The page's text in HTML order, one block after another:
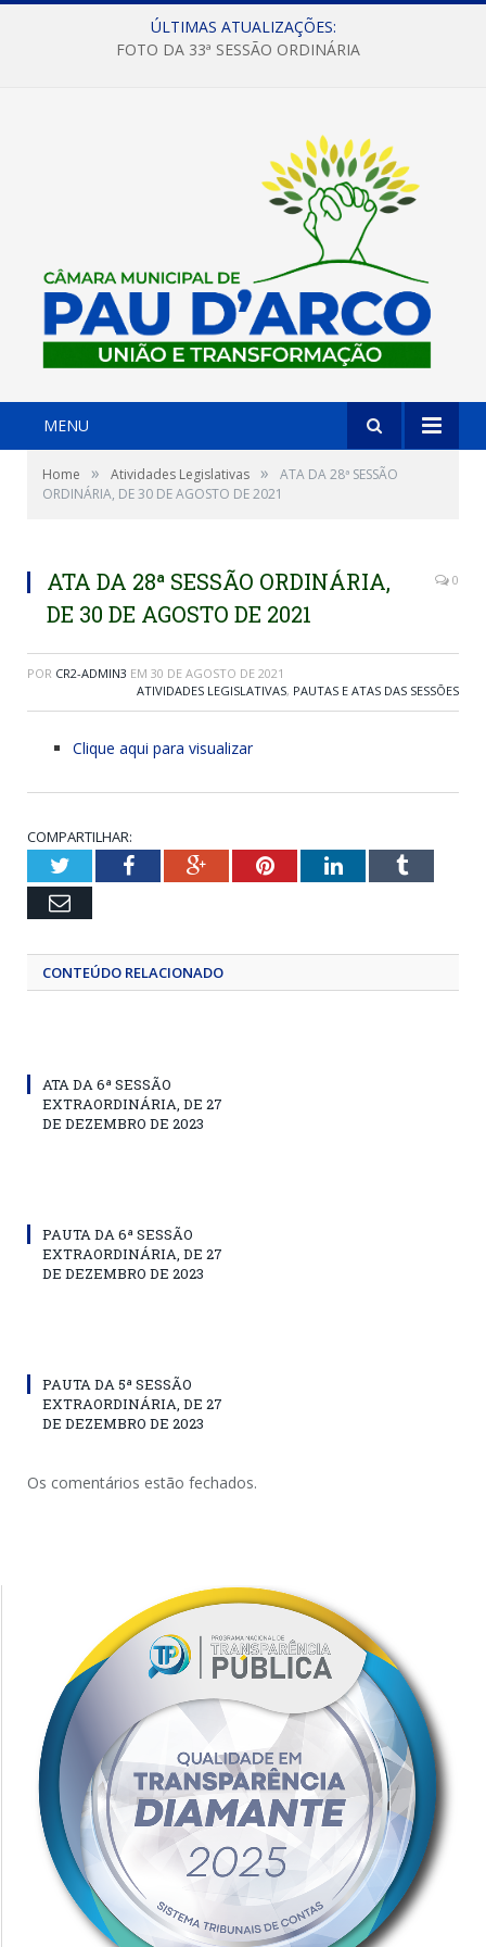
ÚLTIMAS ATUALIZAÇÕES:
FOTO DA 33ª SESSÃO ORDINÁRIA
MENU
Home » Atividades Legislativas »
ATA DA 28ª SESSÃO
ORDINÁRIA, DE 30 DE AGOSTO DE 2021
ATA DA 28ª SESSÃO ORDINÁRIA,
DE 30 DE AGOSTO DE 2021
0
POR CR2-ADMIN3 EM 30 DE AGOSTO DE 2021
ATIVIDADES LEGISLATIVAS, PAUTAS E ATAS DAS SESSÕES
Clique aqui para visualizar
COMPARTILHAR:
TwitterFacebookGoogle+PinterestLinkedInTumblr
Email
CONTEÚDO RELACIONADO
ATA DA 6ª SESSÃO
EXTRAORDINÁRIA, DE 27
DE DEZEMBRO DE 2023
PAUTA DA 6ª SESSÃO
EXTRAORDINÁRIA, DE 27
DE DEZEMBRO DE 2023
PAUTA DA 5ª SESSÃO
EXTRAORDINÁRIA, DE 27
DE DEZEMBRO DE 2023
Os comentários estão fechados.